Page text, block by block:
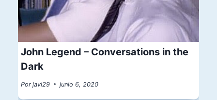
John Legend – Conversations in the
Dark
Por javi29 junio 6, 2020